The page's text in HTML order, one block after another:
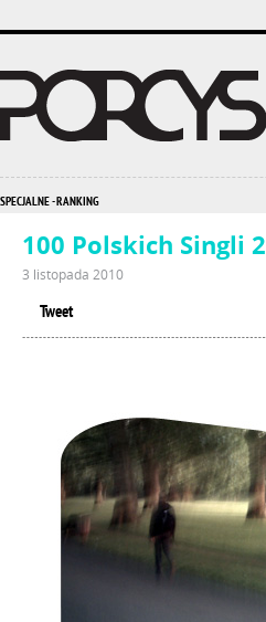
SPECJALNE - RANKING
100 Polskich Singli
3 listopada 2010
Tweet